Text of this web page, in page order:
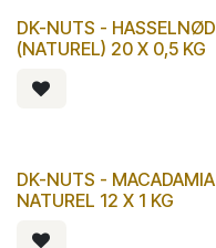
DK-NUTS - HASSELNØD
(NATUREL) 20 X 0,5 KG
DK-NUTS - MACADAMIA
NATUREL 12 X 1 KG